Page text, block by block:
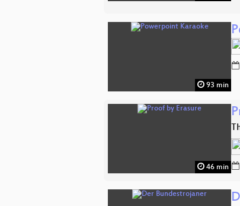
93 min
46 min